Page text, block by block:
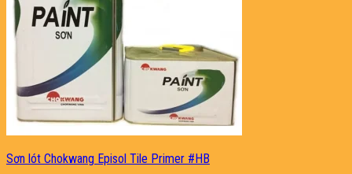
Sơn lót Chokwang Episol Tile Primer #HB